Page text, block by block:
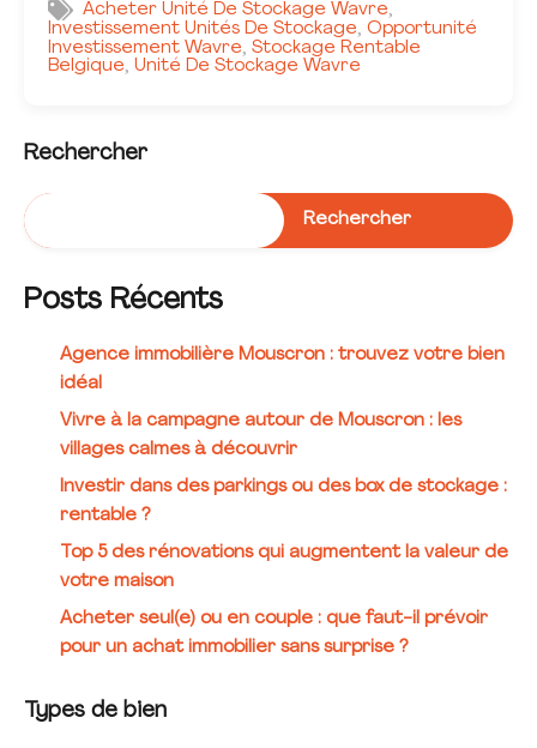
Acheter Unité De Stockage Wavre,
Investissement Unités De Stockage, Opportunité
Investissement Wavre, Stockage Rentable
Belgique, Unité De Stockage Wavre
Rechercher
Rechercher
Posts Récents
Agence immobilière Mouscron : trouvez votre bien
idéal
Vivre à la campagne autour de Mouscron : les
villages calmes à découvrir
Investir dans des parkings ou des box de stockage :
rentable ?
Top 5 des rénovations qui augmentent la valeur de
votre maison
Acheter seul(e) ou en couple : que faut-il prévoir
pour un achat immobilier sans surprise ?
Types de bien